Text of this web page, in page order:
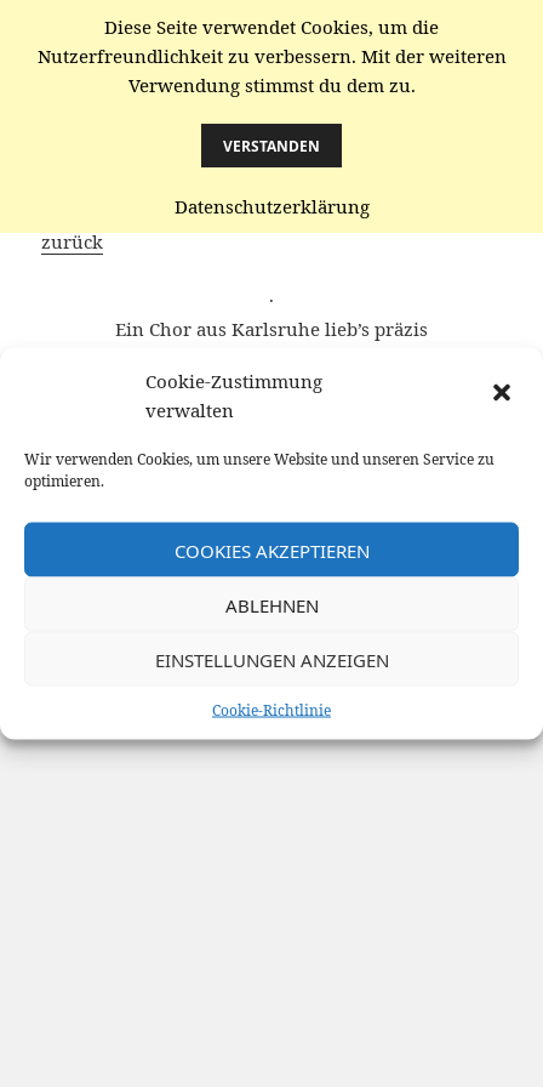
Cookie-Zustimmung
verwalten
Wir verwenden Cookies, um unsere Website und unseren Service zu
optimieren.
COOKIES AKZEPTIEREN
ABLEHNEN
EINSTELLUNGEN ANZEIGEN
Cookie-Richtlinie
gaenze.de
unfieser Klang
zurück
·
Ein Chor aus Karlsruhe lieb’s präzis
Beim Mundschutz sich plagen
Gab’s einige Klagen
Stolz präsentiert von WordPress
Diese Seite verwendet Cookies, um die
Nutzerfreundlichkeit zu verbessern. Mit der weiteren
Verwendung stimmst du dem zu.
VERSTANDEN
Datenschutzerklärung